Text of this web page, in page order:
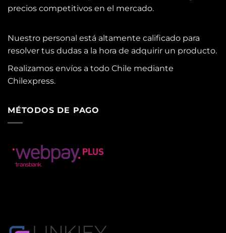
precios competitivos en el mercado.
Nuestro personal está altamente calificado para
resolver tus dudas a la hora de adquirir un producto.
Realizamos envíos a todo Chile mediante
Chilexpress.
MÉTODOS DE PAGO